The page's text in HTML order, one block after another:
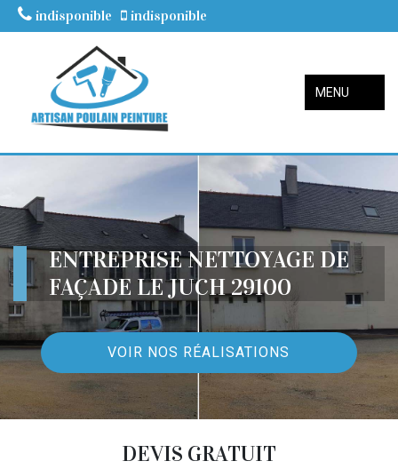
indisponible indisponible
MENU
ENTREPRISE NETTOYAGE DE
FAÇADE LE JUCH 29100
VOIR NOS RÉALISATIONS
DEVIS GRATUIT